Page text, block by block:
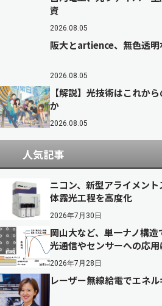
資
2026.08.05
阪大とartience、無色透
2026.08.05
【解説】光技術はこれか
か
2026.08.05
人気記事
ニコン、新型アライメン
体露光工程を高度化
2026年7月30日
岡山大など、単一ナノ構
光通信やセンサーへの応
2026年7月28日
レーザー無線給電でエネ